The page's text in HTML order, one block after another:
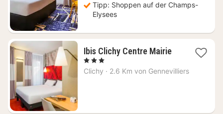
Tipp: Shoppen auf der Champs-
Elysees
Ibis Clichy Centre Mairie1
ab
, 3 Sterne
Clichy · 2.6 Km von Gennevilliers